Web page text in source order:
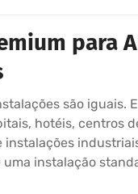
para
são iguais.
hotéis, centros
instalações
instalação